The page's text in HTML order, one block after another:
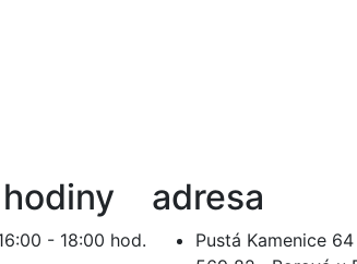
- 18:00 hod.
adresa
Pustá Kamenice 64